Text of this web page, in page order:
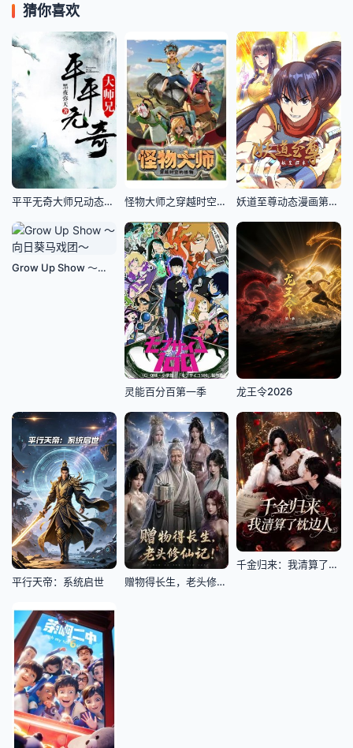
猜你喜欢
平平无奇大师兄动态漫画 ​怪物大师之穿越时空的怪物​ 妖道至尊动态漫画第三季
Grow Up Show ～向日葵马戏团～
灵能百分百第一季 龙王令2026
平行天帝：系统启世 赠物得长生，老头修仙记！
千金归来：我清算了枕边人